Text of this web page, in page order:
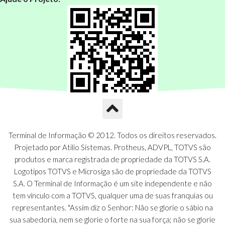
Terminal de Informação © 2012. Todos os direitos reservados.
Projetado por Atilio Sistemas. Protheus, ADVPL, TOTVS são
produtos e marca registrada de propriedade da TOTVS S.A.
Logotipos TOTVS e Microsiga são de propriedade da TOTVS
S.A. O Terminal de Informação é um site independente e não
tem vínculo com a TOTVS, qualquer uma de suas franquias ou
representantes. "Assim diz o Senhor: Não se glorie o sábio na
sua sabedoria, nem se glorie o forte na sua força; não se glorie